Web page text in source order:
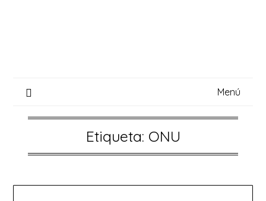
Menú
Etiqueta: ONU